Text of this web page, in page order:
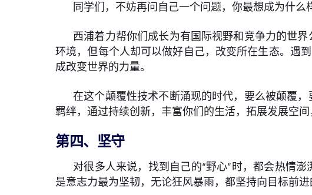
同学们，不妨再问自己一个问题，你最想成为什
西浦着力帮你们成长为有国际视野和竞争力的世
环境，但每个人却可以做好自己，改变所在生态。遇
成改变世界的力量。
在这个颠覆性技术不断涌现的时代，要么被颠覆
羁绊，通过持续创新，丰富你们的生活，拓展发展空间
第四、坚守
对很多人来说，找到自己的“野心”时，都会热情
是意志力最为坚韧，无论狂风暴雨，都坚持向目标前进